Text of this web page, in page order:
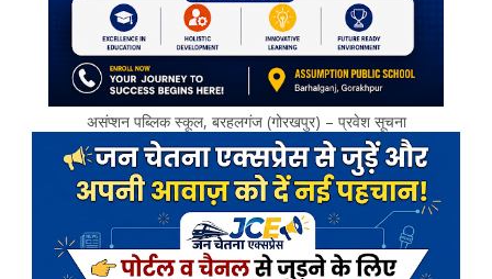
असंप्शन पब्लिक स्कूल, बरहलगंज (गोरखपुर) – प्रवेश सूचना